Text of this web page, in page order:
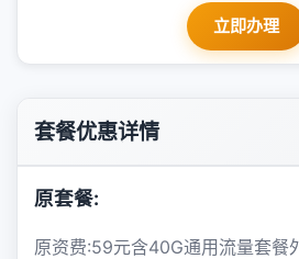
立即办理
套餐优惠详情
原套餐:
原资费:59元含40G通用流量套餐